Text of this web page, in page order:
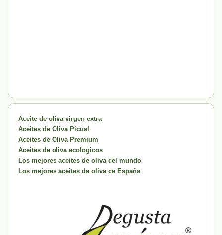
Aceite de oliva virgen extra
Aceites de Oliva Picual
Aceites de Oliva Premium
Aceites de oliva ecologicos
Los mejores aceites de oliva del mundo
Los mejores aceites de oliva de España